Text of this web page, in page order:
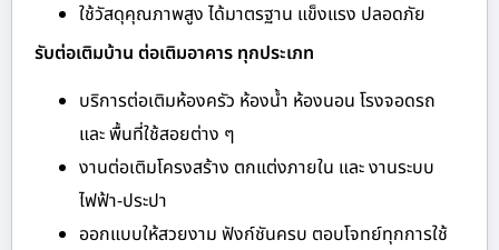
ใช้วัสดุคุณภาพสูง ได้มาตรฐาน แข็งแรง ปลอดภัย
รับต่อเติมบ้าน ต่อเติมอาคาร ทุกประเภท
บริการต่อเติมห้องครัว ห้องน้ำ ห้องนอน โรงจอดรถ
และ พื้นที่ใช้สอยต่าง ๆ
งานต่อเติมโครงสร้าง ตกแต่งภายใน และ งานระบบ
ไฟฟ้า-ประปา
ออกแบบให้สวยงาม ฟังก์ชันครบ ตอบโจทย์ทุกการใช้